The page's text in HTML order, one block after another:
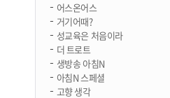
어스온어스
거기어때?
성교육은 처음이라
더 트로트
생방송 아침N
아침N 스페셜
고향 생각